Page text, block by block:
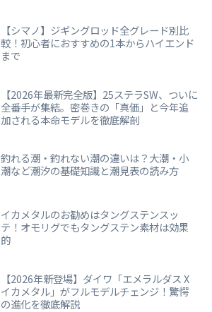
【シマノ】ジギングロッド全グレード別比
較！初心者におすすめの1本からハイエンド
まで
【2026年最新完全版】25ステラSW、ついに
全番手が集結。密巻きの「真価」と今年追
加される本命モデルを徹底解剖
釣れる潮・釣れない潮の違いは？大潮・小
潮など潮汐の基礎知識と潮見表の読み方
イカメタルのお勧めはタングステンスッ
テ！オモリグでもタングステン素材は効果
的
【2026年新登場】ダイワ「エメラルダス X
イカメタル」がフルモデルチェンジ！驚愕
の進化を徹底解説